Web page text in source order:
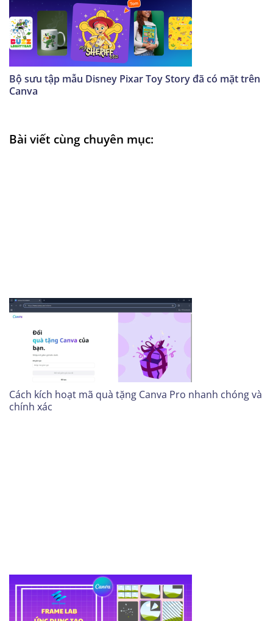
Bộ sưu tập mẫu Disney Pixar Toy Story đã có mặt trên
Canva
Bài viết cùng chuyên mục:
Cách kích hoạt mã quà tặng Canva Pro nhanh chóng và
chính xác